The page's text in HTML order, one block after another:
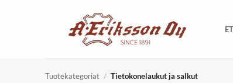
Tuotekategoriat / Tietokonelaukut ja salkut